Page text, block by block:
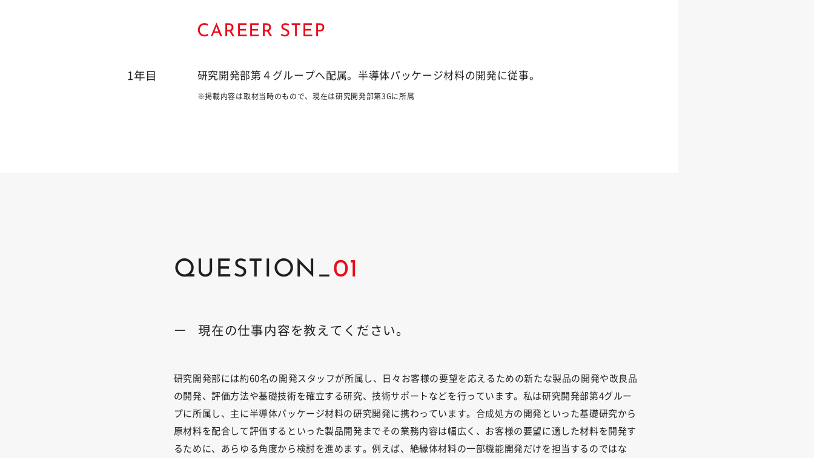
CAREER STEP
1年目 研究開発部第４グループへ配属。半導体パッケージ材料の開発に従事。
※掲載内容は取材当時のもので、現在は研究開発部第3Gに所属
QUESTION_01
ー 現在の仕事内容を教えてください。
研究開発部には約60名の開発スタッフが所属し、日々お客様の要望を応えるための新たな製品の開発や改良品
の開発、評価方法や基礎技術を確立する研究、技術サポートなどを行っています。私は研究開発部第4グルー
プに所属し、主に半導体パッケージ材料の研究開発に携わっています。合成処方の開発といった基礎研究から
原材料を配合して評価するといった製品開発までその業務内容は幅広く、お客様の要望に適した材料を開発す
るために、あらゆる角度から検討を進めます。例えば、絶縁体材料の一部機能開発だけを担当するのではな